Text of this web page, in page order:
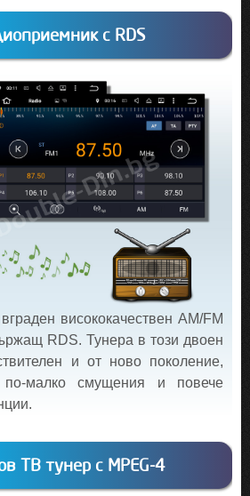
с RDS
висококачествен AM/FM
RDS. Тунера в този двоен
и от ново поколение,
по-малко смущения и повече
ТВ тунер с MPEG-4